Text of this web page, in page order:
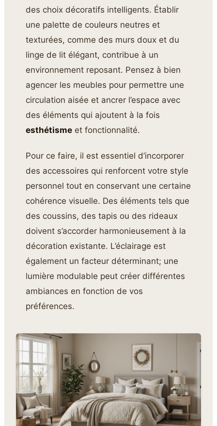
des choix décoratifs intelligents. Établir
une palette de couleurs neutres et
texturées, comme des murs doux et du
linge de lit élégant, contribue à un
environnement reposant. Pensez à bien
agencer les meubles pour permettre une
circulation aisée et ancrer l’espace avec
des éléments qui ajoutent à la fois
esthétisme et fonctionnalité.
Pour ce faire, il est essentiel d’incorporer
des accessoires qui renforcent votre style
personnel tout en conservant une certaine
cohérence visuelle. Des éléments tels que
des coussins, des tapis ou des rideaux
doivent s’accorder harmonieusement à la
décoration existante. L’éclairage est
également un facteur déterminant; une
lumière modulable peut créer différentes
ambiances en fonction de vos
préférences.